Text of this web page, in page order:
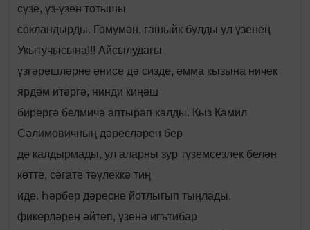
сүзе, үз-үзен тотышы
сокландырды. Гомумән, гашыйк булды ул үзенең
Укытучысына!!! Айсылудагы
үзгәрешләрне әнисе дә сизде, әмма кызына ничек
ярдәм итәргә, нинди киңәш
бирергә белмичә аптырап калды. Кыз Камил
Сәлимовичның дәресләрен бер
дә калдырмады, ул аларны зур түземсезлек белән
көтте, сәгате тәүлеккә тиң
иде. Һәрбер дәресне йотлыгып тыңлады,
фикерләрен әйтеп, үзенә игътибар